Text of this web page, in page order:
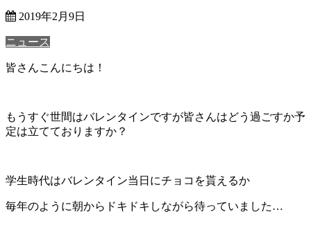
2019年2月9日
ニュース
皆さんこんにちは！
もうすぐ世間はバレンタインですが皆さんはどう過ごすか予
定は立てておりますか？
学生時代はバレンタイン当日にチョコを貰えるか
毎年のように朝からドキドキしながら待っていました…